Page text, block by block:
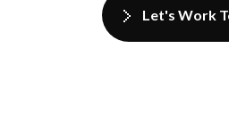
Let's Work